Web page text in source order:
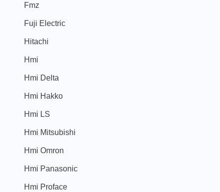
Fmz
Fuji Electric
Hitachi
Hmi
Hmi Delta
Hmi Hakko
Hmi LS
Hmi Mitsubishi
Hmi Omron
Hmi Panasonic
Hmi Proface